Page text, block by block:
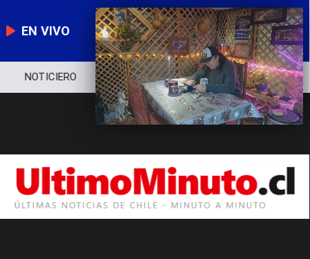
EN VIVO
NOTICIERO POLÍTICA ECONOMÍA